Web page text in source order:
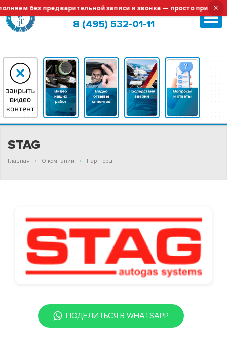
без предварительной записи и звонка — просто ×
Москва (сменить город?)
8 (495) 532-01-11
STAG
Главная О компании Партнеры
ПОДЕЛИТЬСЯ В WHATSAPP